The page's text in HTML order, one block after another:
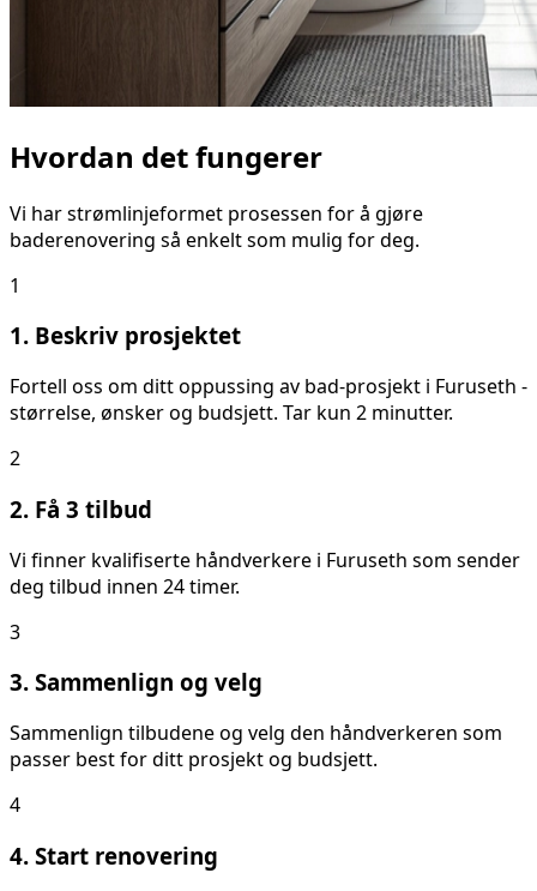
Hvordan det fungerer
Vi har strømlinjeformet prosessen for å gjøre
baderenovering så enkelt som mulig for deg.
1
1. Beskriv prosjektet
Fortell oss om dittoppussing av bad-prosjekt i Furuseth -
størrelse, ønsker og budsjett. Tar kun 2 minutter.
2
2. Få 3 tilbud
Vi finner kvalifiserte håndverkere i Furuseth som sender
deg tilbud innen 24 timer.
3
3. Sammenlign og velg
Sammenlign tilbudene og velg den håndverkeren som
passer best for ditt prosjekt og budsjett.
4
4. Start renovering